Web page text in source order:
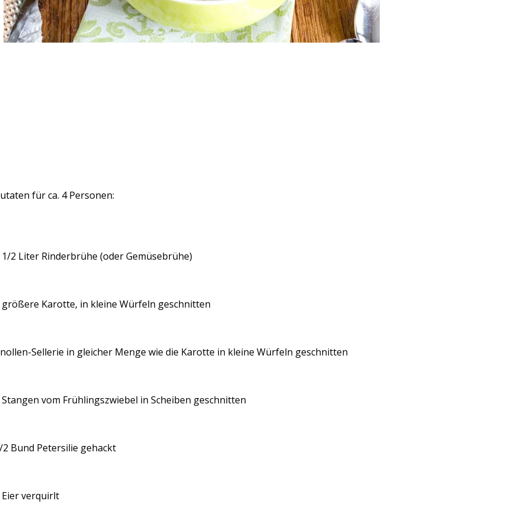
für ca. 4 Personen:
2 Liter Rinderbrühe (oder Gemüsebrühe)
größere Karotte, in kleine Würfeln geschnitten
Sellerie in gleicher Menge wie die Karotte in kleine Würfeln geschnitten
vom Frühlingszwiebel in Scheiben geschnitten
Bund Petersilie gehackt
verquirlt